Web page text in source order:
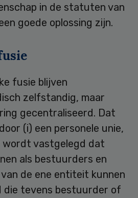
in de statuten van
goede oplossing zijn.
fusie blijven
zelfstandig, maar
gecentraliseerd. Dat
(i) een personele unie,
vastgelegd dat
als bestuurders en
de ene entiteit kunnen
die tevens bestuurder of